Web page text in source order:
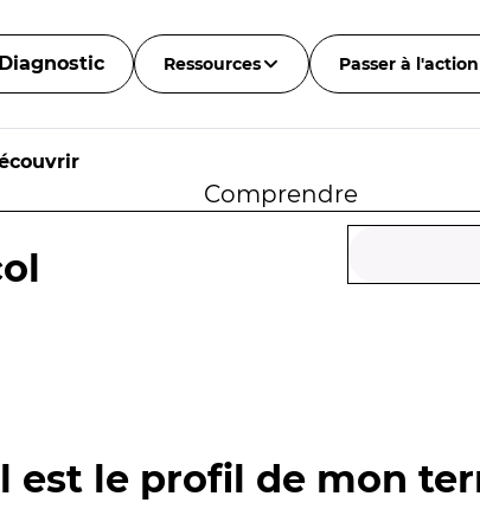
Diagnostic Ressources Passer à l'action
Comprendre
est le profil de mon